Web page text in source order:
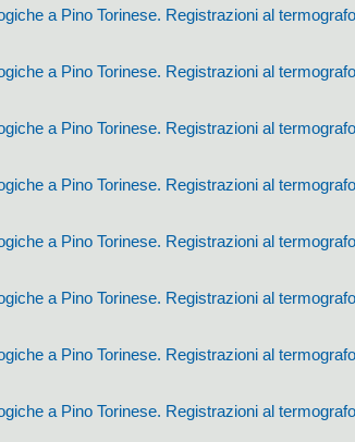
a Pino Torinese. Registrazioni al
a Pino Torinese. Registrazioni al
a Pino Torinese. Registrazioni al
a Pino Torinese. Registrazioni al
a Pino Torinese. Registrazioni al
a Pino Torinese. Registrazioni al
a Pino Torinese. Registrazioni al
a Pino Torinese. Registrazioni al